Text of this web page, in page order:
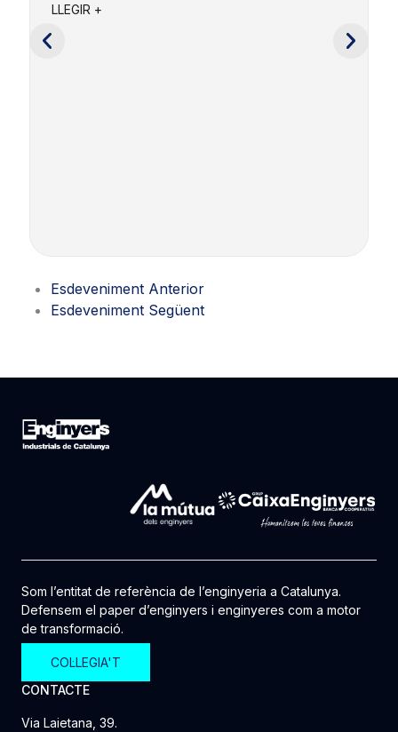
LLEGIR +
Esdeveniment Anterior
Esdeveniment Següent
Som l’entitat de referència de l’enginyeria a Catalunya.
Defensem el paper d’enginyers i enginyeres com a motor
de transformació.
COL·LEGIA'T
CONTACTE
Via Laietana, 39.